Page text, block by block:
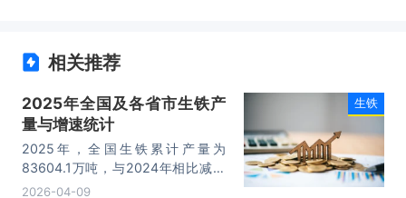
相关推荐
2025年全国及各省市生铁产
量与增速统计
2025年，全国生铁累计产量为
83604.1万吨，与2024年相比减少
了1569.6万吨，产量累计同比下降
2026-04-09
生铁